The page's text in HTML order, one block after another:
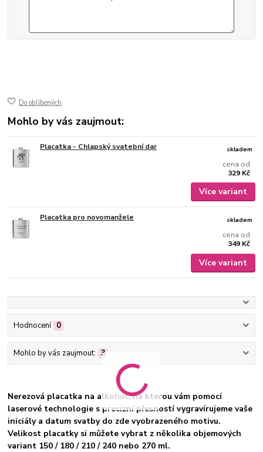
Do oblíbených
Mohlo by vás zaujmout:
Placatka - Chlapský svatební dar
cena od
329 Kč
skladem
Více variant
Placatka pro novomanžele
cena od
349 Kč
skladem
Více variant
Hodnocení 0
Mohlo by vás zaujmout: 3
Nerezová placatka na alkohol, na kterou vám pomocí
laserové technologie s precizní přesností vygravírujeme vaše
iniciály a datum svatby do zde vyobrazeného motivu.
Velikost placatky si můžete vybrat z několika objemových
variant 150 / 180 / 210 / 240 nebo 270 ml.